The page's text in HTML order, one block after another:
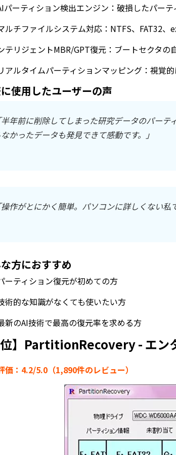
パーティション検出エンジン：破損したパー
ルチファイルシステム対応：NTFS、FAT32
テリジェントMBR/GPT復元：ブートセクタの
アルタイムパーティションマッピング：視覚
使用したユーザーの声
年前に削除してしまった研究データのパー
かったデータも発見できて感動です。」
作がとにかく簡単。パソコンに詳しくない私
方におすすめ
ーティション復元が初めての方
術的な知識がなくても使いたい方
新のAI技術で最高の復元率を求める方
】PartitionRecovery - エン
価：4.2/5.0（1,890件のレビュー）